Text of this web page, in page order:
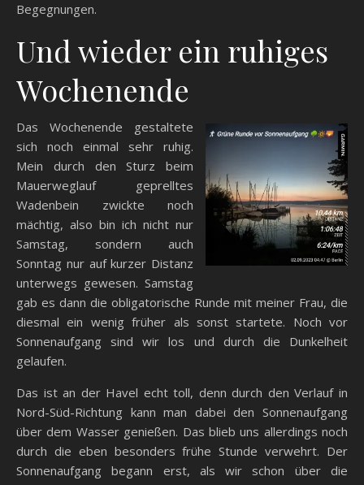
Begegnungen.
Und wieder ein ruhiges
Wochenende
Das Wochenende gestaltete
sich noch einmal sehr ruhig.
Mein durch den Sturz beim
Mauerweglauf geprelltes
Wadenbein zwickte noch
mächtig, also bin ich nicht nur
Samstag, sondern auch
Sonntag nur auf kurzer Distanz
unterwegs gewesen. Samstag
gab es dann die obligatorische Runde mit meiner Frau, die
diesmal ein wenig früher als sonst startete. Noch vor
Sonnenaufgang sind wir los und durch die Dunkelheit
gelaufen.
Das ist an der Havel echt toll, denn durch den Verlauf in
Nord-Süd-Richtung kann man dabei den Sonnenaufgang
über dem Wasser genießen. Das blieb uns allerdings noch
durch die eben besonders frühe Stunde verwehrt. Der
Sonnenaufgang begann erst, als wir schon über die